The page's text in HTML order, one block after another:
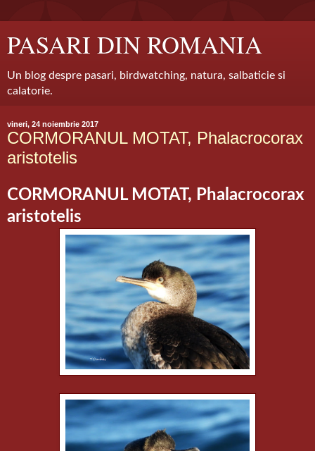
PASARI DIN ROMANIA
Un blog despre pasari, birdwatching, natura, salbaticie si
calatorie.
vineri, 24 noiembrie 2017
CORMORANUL MOTAT, Phalacrocorax
aristotelis
CORMORANUL MOTAT, Phalacrocorax
aristotelis